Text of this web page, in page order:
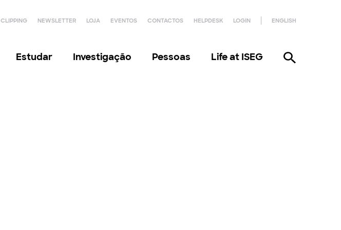
CLIPPING NEWSLETTER LOJA EVENTOS CONTACTOS HELPDESK LOGIN ENGLISH
Estudar Investigação Pessoas Life at ISEG